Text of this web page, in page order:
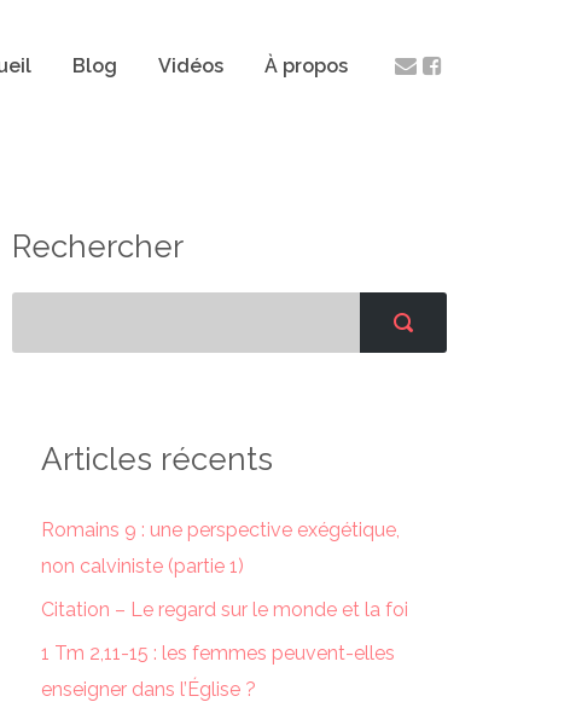
Blog Vidéos À propos
Rechercher
Articles récents
Romains 9 : une perspective exégétique,
non calviniste (partie 1)
Citation – Le regard sur le monde et la foi
1 Tm 2,11-15 : les femmes peuvent-elles
enseigner dans l’Église ?